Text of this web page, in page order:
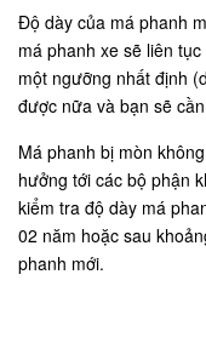
Độ dày của má phanh
má phanh xe sẽ liên
một ngưỡng nhất định
được nữa và bạn sẽ
Má phanh bị mòn
hưởng tới các bộ phận
kiểm tra độ dày má
02 năm hoặc sau
phanh mới.